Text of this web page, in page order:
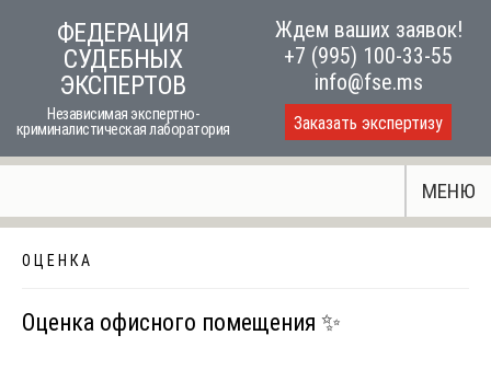
ФЕДЕРАЦИЯ
СУДЕБНЫХ
ЭКСПЕРТОВ
Независимая экспертно-
криминалистическая лаборатория
Ждем ваших заявок!
+7 (995) 100-33-55
info@fse.ms
Заказать экспертизу
МЕНЮ
О Ц Е Н К А
Оценка офисного помещения ✨